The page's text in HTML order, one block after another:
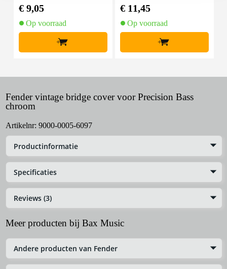
€ 9,05
Op voorraad
+
€ 11,45
Op voorraad
+
Fender vintage bridge cover voor Precision Bass
chroom
Artikelnr: 9000-0005-6097
Productinformatie
Specificaties
Reviews (3)
Meer producten bij Bax Music
Andere producten van Fender